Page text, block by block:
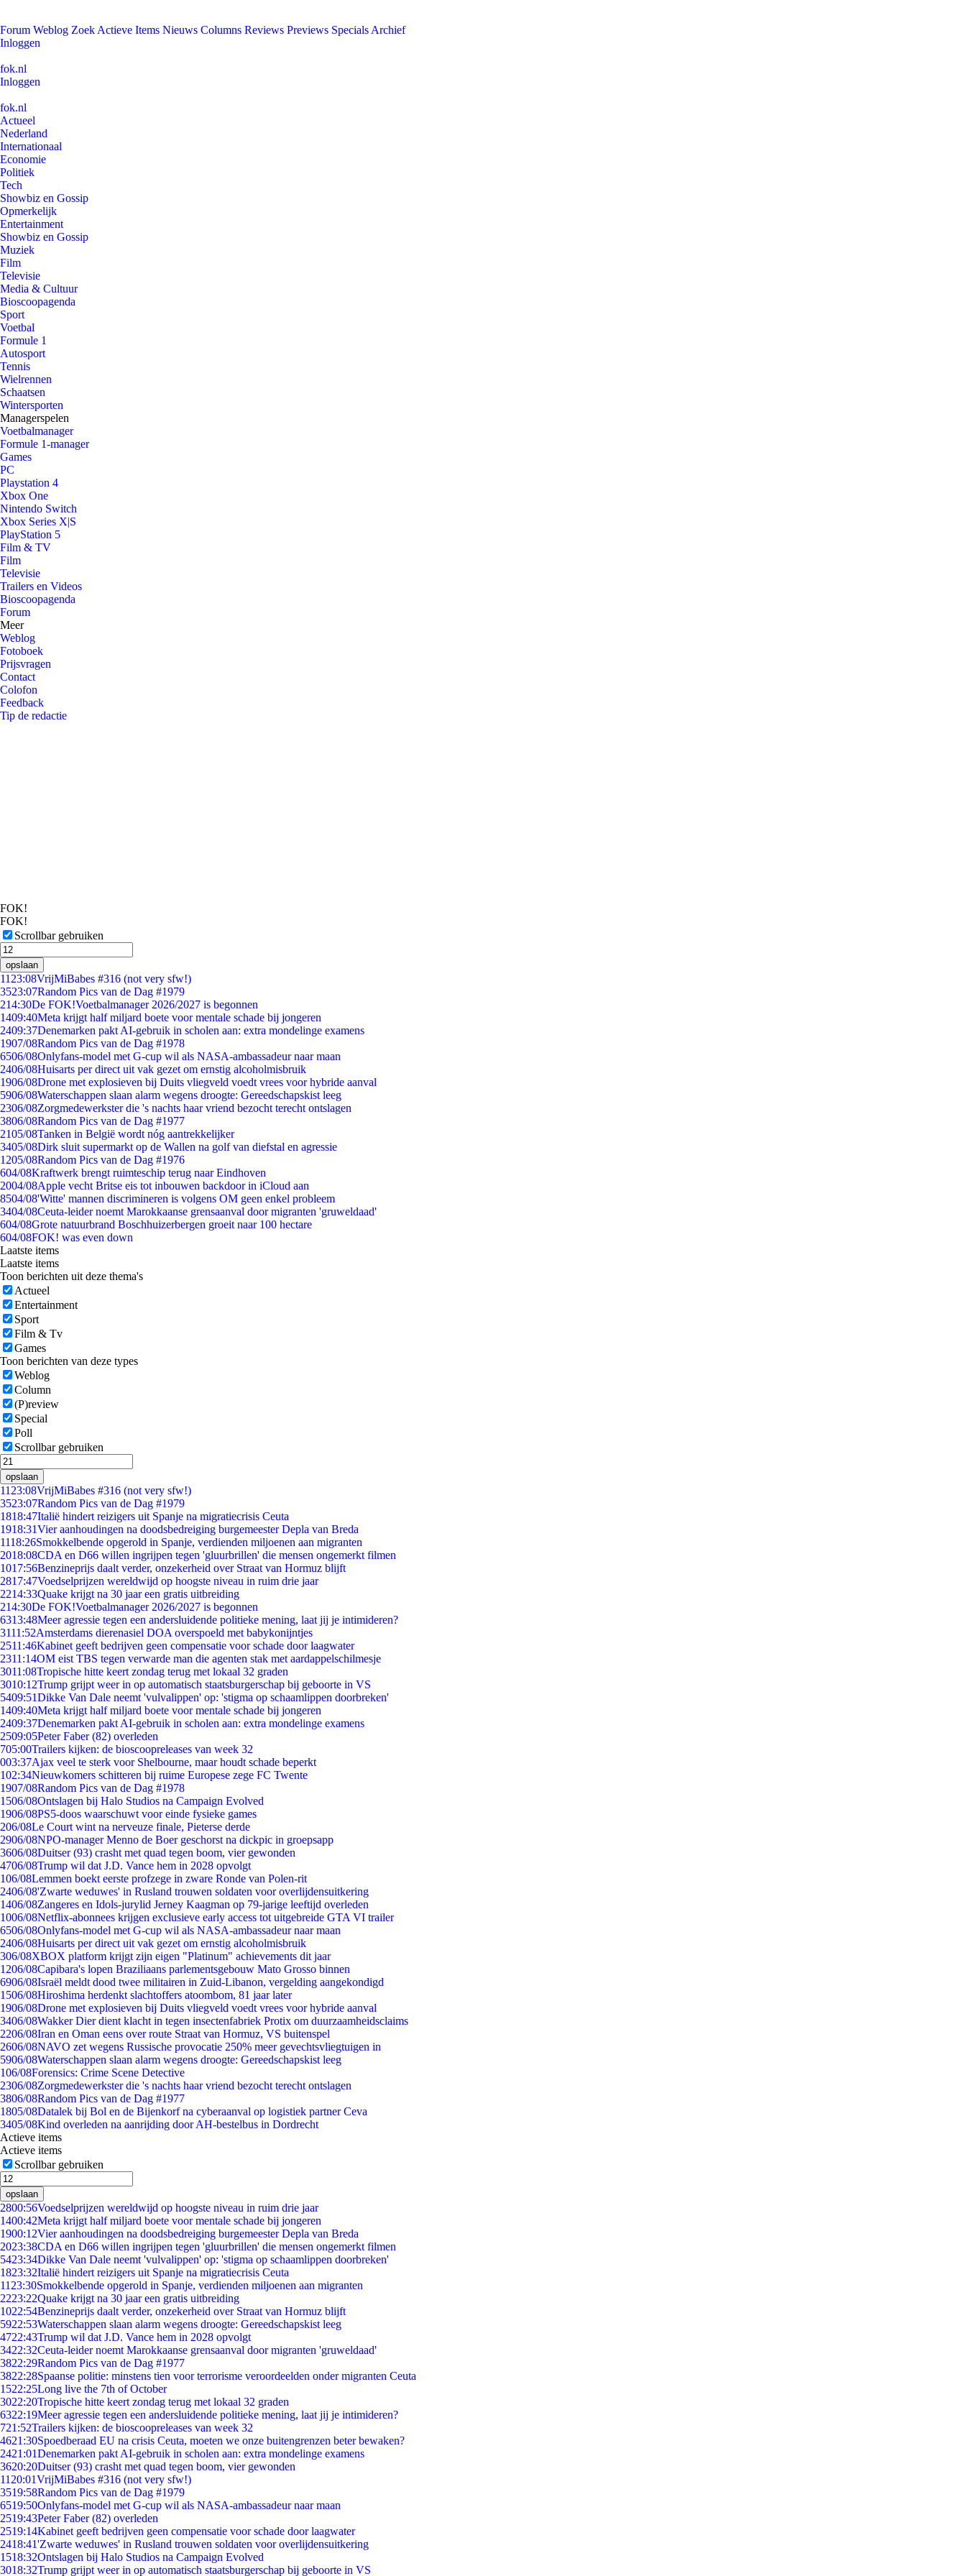
Forum Weblog Zoek Actieve Items Nieuws Columns Reviews Previews Specials Archief
Inloggen
fok.nl
Inloggen
fok.nl
Actueel
Nederland
Internationaal
Economie
Politiek
Tech
Showbiz en Gossip
Opmerkelijk
Entertainment
Showbiz en Gossip
Muziek
Film
Televisie
Media & Cultuur
Bioscoopagenda
Sport
Voetbal
Formule 1
Autosport
Tennis
Wielrennen
Schaatsen
Wintersporten
Managerspelen
Voetbalmanager
Formule 1-manager
Games
PC
Playstation 4
Xbox One
Nintendo Switch
Xbox Series X|S
PlayStation 5
Film & TV
Film
Televisie
Trailers en Videos
Bioscoopagenda
Forum
Meer
Weblog
Fotoboek
Prijsvragen
Contact
Colofon
Feedback
Tip de redactie
FOK!
FOK!
Scrollbar gebruiken
opslaan
11 23:08VrijMiBabes #316 (not very sfw!)
3523:07Random Pics van de Dag #1979
214:30De FOK!Voetbalmanager 2026/2027 is begonnen
1409:40Meta krijgt half miljard boete voor mentale schade bij jongeren
2409:37Denemarken pakt AI-gebruik in scholen aan: extra mondelinge examens
1907/08Random Pics van de Dag #1978
6506/08Onlyfans-model met G-cup wil als NASA-ambassadeur naar maan
2406/08Huisarts per direct uit vak gezet om ernstig alcoholmisbruik
1906/08Drone met explosieven bij Duits vliegveld voedt vrees voor hybride aanval
5906/08Waterschappen slaan alarm wegens droogte: Gereedschapskist leeg
2306/08Zorgmedewerkster die 's nachts haar vriend bezocht terecht ontslagen
3806/08Random Pics van de Dag #1977
2105/08Tanken in België wordt nóg aantrekkelijker
3405/08Dirk sluit supermarkt op de Wallen na golf van diefstal en agressie
1205/08Random Pics van de Dag #1976
604/08Kraftwerk brengt ruimteschip terug naar Eindhoven
2004/08Apple vecht Britse eis tot inbouwen backdoor in iCloud aan
8504/08'Witte' mannen discrimineren is volgens OM geen enkel probleem
3404/08Ceuta-leider noemt Marokkaanse grensaanval door migranten 'gruweldaad'
604/08Grote natuurbrand Boschhuizerbergen groeit naar 100 hectare
604/08FOK! was even down
Laatste items
Laatste items
Toon berichten uit deze thema's
Actueel
Entertainment
Sport
Film & Tv
Games
Toon berichten van deze types
Weblog
Column
(P)review
Special
Poll
Scrollbar gebruiken
opslaan
11 23:08VrijMiBabes #316 (not very sfw!)
3523:07Random Pics van de Dag #1979
1818:47Italië hindert reizigers uit Spanje na migratiecrisis Ceuta
1918:31Vier aanhoudingen na doodsbedreiging burgemeester Depla van Breda
1118:26Smokkelbende opgerold in Spanje, verdienden miljoenen aan migranten
2018:08CDA en D66 willen ingrijpen tegen 'gluurbrillen' die mensen ongemerkt filmen
1017:56Benzineprijs daalt verder, onzekerheid over Straat van Hormuz blijft
2817:47Voedselprijzen wereldwijd op hoogste niveau in ruim drie jaar
2214:33Quake krijgt na 30 jaar een gratis uitbreiding
214:30De FOK!Voetbalmanager 2026/2027 is begonnen
6313:48Meer agressie tegen een andersluidende politieke mening, laat jij je intimideren?
3111:52Amsterdams dierenasiel DOA overspoeld met babykonijntjes
2511:46Kabinet geeft bedrijven geen compensatie voor schade door laagwater
2311:14OM eist TBS tegen verwarde man die agenten stak met aardappelschilmesje
3011:08Tropische hitte keert zondag terug met lokaal 32 graden
3010:12Trump grijpt weer in op automatisch staatsburgerschap bij geboorte in VS
5409:51Dikke Van Dale neemt 'vulvalippen' op: 'stigma op schaamlippen doorbreken'
1409:40Meta krijgt half miljard boete voor mentale schade bij jongeren
2409:37Denemarken pakt AI-gebruik in scholen aan: extra mondelinge examens
2509:05Peter Faber (82) overleden
705:00Trailers kijken: de bioscoopreleases van week 32
003:37Ajax veel te sterk voor Shelbourne, maar houdt schade beperkt
102:34Nieuwkomers schitteren bij ruime Europese zege FC Twente
1907/08Random Pics van de Dag #1978
1506/08Ontslagen bij Halo Studios na Campaign Evolved
1906/08PS5-doos waarschuwt voor einde fysieke games
206/08Le Court wint na nerveuze finale, Pieterse derde
2906/08NPO-manager Menno de Boer geschorst na dickpic in groepsapp
3606/08Duitser (93) crasht met quad tegen boom, vier gewonden
4706/08Trump wil dat J.D. Vance hem in 2028 opvolgt
106/08Lemmen boekt eerste profzege in zware Ronde van Polen-rit
2406/08'Zwarte weduwes' in Rusland trouwen soldaten voor overlijdensuitkering
1406/08Zangeres en Idols-jurylid Jerney Kaagman op 79-jarige leeftijd overleden
1006/08Netflix-abonnees krijgen exclusieve early access tot uitgebreide GTA VI trailer
6506/08Onlyfans-model met G-cup wil als NASA-ambassadeur naar maan
2406/08Huisarts per direct uit vak gezet om ernstig alcoholmisbruik
306/08XBOX platform krijgt zijn eigen "Platinum" achievements dit jaar
1206/08Capibara's lopen Braziliaans parlementsgebouw Mato Grosso binnen
6906/08Israël meldt dood twee militairen in Zuid-Libanon, vergelding aangekondigd
1506/08Hiroshima herdenkt slachtoffers atoombom, 81 jaar later
1906/08Drone met explosieven bij Duits vliegveld voedt vrees voor hybride aanval
3406/08Wakker Dier dient klacht in tegen insectenfabriek Protix om duurzaamheidsclaims
2206/08Iran en Oman eens over route Straat van Hormuz, VS buitenspel
2606/08NAVO zet wegens Russische provocatie 250% meer gevechtsvliegtuigen in
5906/08Waterschappen slaan alarm wegens droogte: Gereedschapskist leeg
106/08Forensics: Crime Scene Detective
2306/08Zorgmedewerkster die 's nachts haar vriend bezocht terecht ontslagen
3806/08Random Pics van de Dag #1977
1805/08Datalek bij Bol en de Bijenkorf na cyberaanval op logistiek partner Ceva
3405/08Kind overleden na aanrijding door AH-bestelbus in Dordrecht
Actieve items
Actieve items
Scrollbar gebruiken
opslaan
2800:56Voedselprijzen wereldwijd op hoogste niveau in ruim drie jaar
1400:42Meta krijgt half miljard boete voor mentale schade bij jongeren
1900:12Vier aanhoudingen na doodsbedreiging burgemeester Depla van Breda
2023:38CDA en D66 willen ingrijpen tegen 'gluurbrillen' die mensen ongemerkt filmen
5423:34Dikke Van Dale neemt 'vulvalippen' op: 'stigma op schaamlippen doorbreken'
1823:32Italië hindert reizigers uit Spanje na migratiecrisis Ceuta
11 23:30Smokkelbende opgerold in Spanje, verdienden miljoenen aan migranten
2223:22Quake krijgt na 30 jaar een gratis uitbreiding
1022:54Benzineprijs daalt verder, onzekerheid over Straat van Hormuz blijft
5922:53Waterschappen slaan alarm wegens droogte: Gereedschapskist leeg
4722:43Trump wil dat J.D. Vance hem in 2028 opvolgt
3422:32Ceuta-leider noemt Marokkaanse grensaanval door migranten 'gruweldaad'
3822:29Random Pics van de Dag #1977
3822:28Spaanse politie: minstens tien voor terrorisme veroordeelden onder migranten Ceuta
1522:25Long live the 7th of October
3022:20Tropische hitte keert zondag terug met lokaal 32 graden
6322:19Meer agressie tegen een andersluidende politieke mening, laat jij je intimideren?
721:52Trailers kijken: de bioscoopreleases van week 32
4621:30Spoedberaad EU na crisis Ceuta, moeten we onze buitengrenzen beter bewaken?
2421:01Denemarken pakt AI-gebruik in scholen aan: extra mondelinge examens
3620:20Duitser (93) crasht met quad tegen boom, vier gewonden
11 20:01VrijMiBabes #316 (not very sfw!)
3519:58Random Pics van de Dag #1979
6519:50Onlyfans-model met G-cup wil als NASA-ambassadeur naar maan
2519:43Peter Faber (82) overleden
2519:14Kabinet geeft bedrijven geen compensatie voor schade door laagwater
2418:41'Zwarte weduwes' in Rusland trouwen soldaten voor overlijdensuitkering
1518:32Ontslagen bij Halo Studios na Campaign Evolved
3018:32Trump grijpt weer in op automatisch staatsburgerschap bij geboorte in VS